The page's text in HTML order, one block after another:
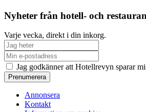
Nyheter från hotell- och
Varje vecka, direkt i din inkorg.
Jag godkänner att Hotellrevyn sparar
Annonsera
Kontakt